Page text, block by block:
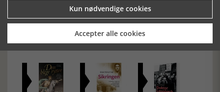
Forrige artikel
SE RELATEREDE ARTIKLER
Kun nødvendige cookies
Accepter alle cookies